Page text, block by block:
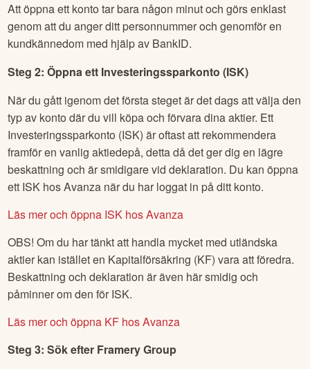
Att öppna ett konto tar bara någon minut och görs enklast
genom att du anger ditt personnummer och genomför en
kundkännedom med hjälp av BankID.
Steg 2: Öppna ett Investeringssparkonto (ISK)
När du gått igenom det första steget är det dags att välja den
typ av konto där du vill köpa och förvara dina aktier. Ett
Investeringssparkonto (ISK) är oftast att rekommendera
framför en vanlig aktiedepå, detta då det ger dig en lägre
beskattning och är smidigare vid deklaration. Du kan öppna
ett ISK hos Avanza när du har loggat in på ditt konto.
Läs mer och öppna ISK hos Avanza
OBS! Om du har tänkt att handla mycket med utländska
aktier kan istället en Kapitalförsäkring (KF) vara att föredra.
Beskattning och deklaration är även här smidig och
påminner om den för ISK.
Läs mer och öppna KF hos Avanza
Steg 3: Sök efter Framery Group